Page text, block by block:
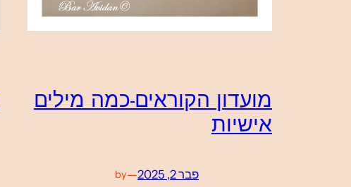
מועדון הקוראים-כמה מילים
אישיות
פבר 2, 2025 —
by